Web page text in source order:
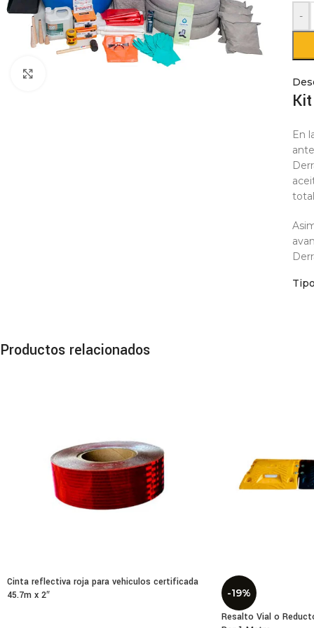
-
En
del
Productos relacionados
Cinta reflectiva roja para vehiculos certificada
45.7m x 2″
-19%
Resalto Vial o